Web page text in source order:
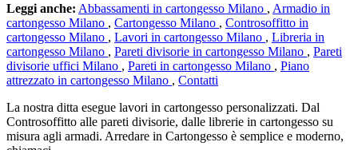
Leggi anche: Abbassamenti in cartongesso Milano , Armadio in
cartongesso Milano , Cartongesso Milano , Controsoffitto in
cartongesso Milano , Lavori in cartongesso Milano , Libreria in
cartongesso Milano , Pareti divisorie in cartongesso Milano , Pareti
divisorie uffici Milano , Pareti in cartongesso Milano , Piano
attrezzato in cartongesso Milano , Contatti
La nostra ditta esegue lavori in cartongesso personalizzati. Dal
Controsoffitto alle pareti divisorie, dalle librerie in cartongesso su
misura agli armadi. Arredare in Cartongesso è semplice e moderno,